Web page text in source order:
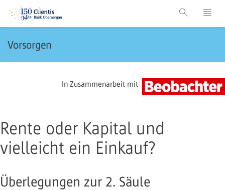
Vorsorgen
In Zusammenarbeit mit
Rente oder Kapital und
vielleicht ein Einkauf?
Überlegungen zur 2. Säule